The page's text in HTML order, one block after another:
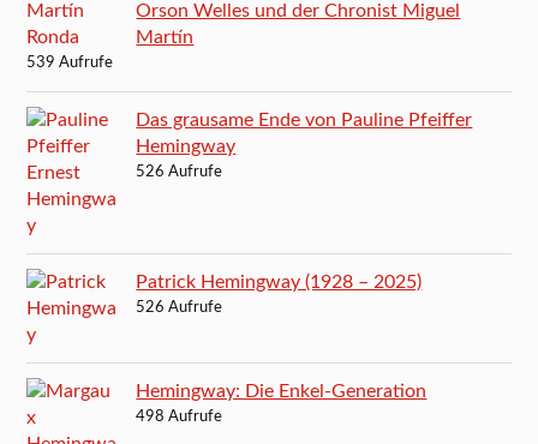
Orson Welles und der Chronist Miguel
Martín
539 Aufrufe
Das grausame Ende von Pauline Pfeiffer
Hemingway
526 Aufrufe
Patrick Hemingway (1928 – 2025)
526 Aufrufe
Hemingway: Die Enkel-Generation
498 Aufrufe